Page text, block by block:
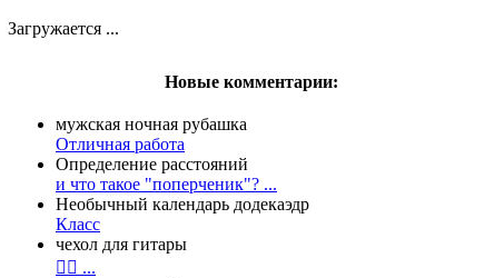
Загружается ...
Новые комментарии:
мужская ночная рубашка
Отличная работа
Определение расстояний
и что такое "поперченик"? ...
Необычный календарь додекаэдр
Класс
чехол для гитары
👍🏻 ...